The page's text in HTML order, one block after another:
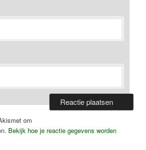
om
Bekijk hoe je reactie gegevens worden